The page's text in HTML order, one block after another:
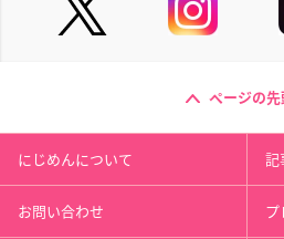
ページの先
にじめんについて 記
お問い合わせ プ